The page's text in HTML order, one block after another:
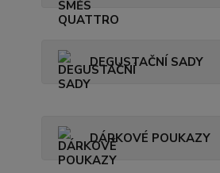
DEGUSTAČNÍ SADY
DÁRKOVÉ POUKAZY